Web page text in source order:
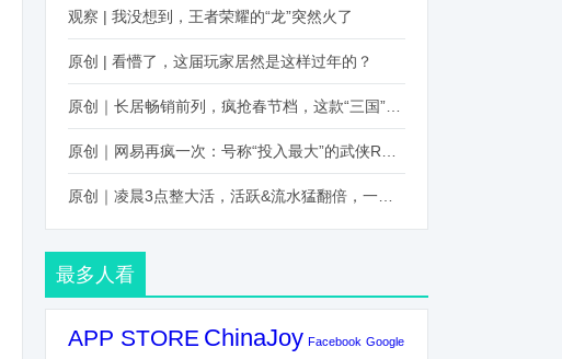
观察 | 我没想到，王者荣耀的“龙”突然火了
原创 | 看懵了，这届玩家居然是这样过年的？
最多人看
APP STORE ChinaJoy Facebook Google